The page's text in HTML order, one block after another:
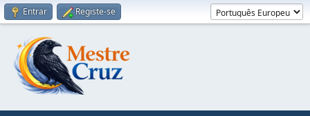
Entrar Registe-se